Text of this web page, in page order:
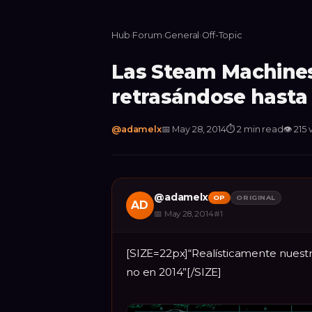
Hub›Forum›General ›Off-Topic
Las Steam
retrasándose hasta
@adamelx📅 May 28, 2014⏱2 min read👁215
AD
@adamelx OP ORIGINAL
📅 May 28, 2014#1
[SIZE=22px]“Realísticamente
no en 2014”[/SIZE]